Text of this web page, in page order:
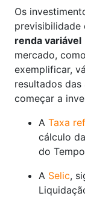
Os
renda variável
mercado,
exemplificar,
resultados
começar a
A Taxa
cálculo
do
A Selic,